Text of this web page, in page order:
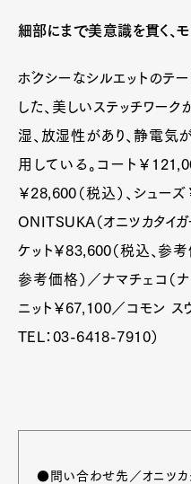
細部にまで美意識を貫く、
ボクシーなシルエットのテ
した、美しいステッチワー
湿、放湿性があり、静電気
用している。コート￥
￥28,600（税込）、シュー
ONITSUKA（オニツカタイ
ケット￥83,600（税込、参考
参考価格）／ナマチェコ
ニット￥67,100／コモン ス
TEL：03-6418-7910）
●問い合わせ先／オニツカ